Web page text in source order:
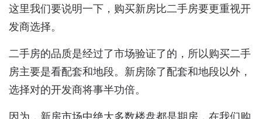
这里我们要说明一下，购买新房比二手房要更重视开
发商选择。
二手房的品质是经过了市场验证了的，所以购买二手
房主要是看配套和地段。新房除了配套和地段以外，
选择对的开发商将事半功倍。
因为，新房市场中绝大多数楼盘都是期房，在我们购